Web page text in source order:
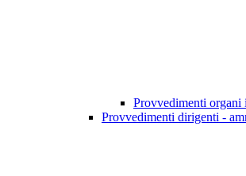
Provvedimenti
Provvedimenti dirigenti -